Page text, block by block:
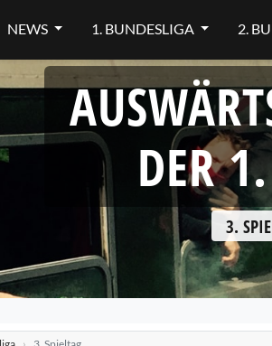
NEWS 1. BUNDESLIGA 2.
DER
3.